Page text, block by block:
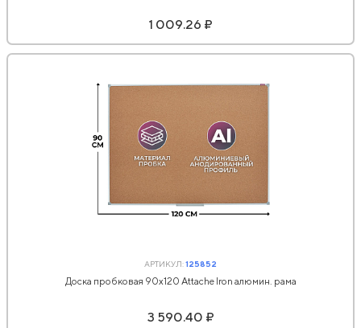
1 009.26 ₽
АРТИКУЛ:125852
Доска пробковая 90х120 Attache Iron алюмин. рама
3 590.40 ₽